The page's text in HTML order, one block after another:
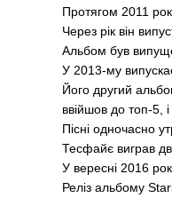
Протягом 2011
Через рік він
Альбом був
У 2013-му
Його другий
ввійшов до топ-5,
Пісні одночасно
Тесфайє виграв
У вересні 2016
Реліз альбому